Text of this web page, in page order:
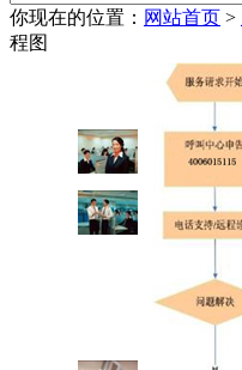
你现在的位置： 网站首页 >
程图